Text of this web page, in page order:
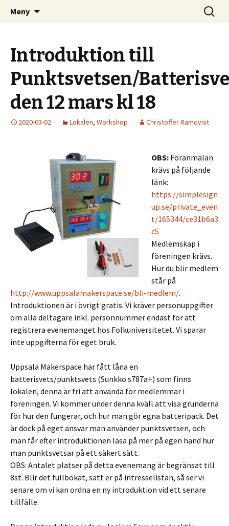
Uppsala Makerspace
Kom och skapa i Uppsala!
Meny
Sök
efter:
Introduktion till
Punktsvetsen/
den 12 mars kl 18
2020-03-02 Lokalen, Workshop Christoffer Ramqvist
OBS: Föranmälan
krävs på följande
länk:
https://simplesign
up.se/private_even
t/165344/ce31b6a3
c5
Medlemskap i
föreningen krävs.
Hur du blir medlem
står på
http://www.uppsalamakerspace.se/bli-medlem/.
Introduktionen är i övrigt gratis. Vi kräver personuppgifter
om alla deltagare inkl. personnummer endast för att
registrera evenemanget hos Folkuniversitetet. Vi sparar
inte uppgifterna för eget bruk.
Uppsala Makerspace har fått låna en
batterisvets/punktsvets (Sunkko s787a+) som finns
lokalen, denna är fri att använda för medlemmar i
föreningen. Vi kommer under denna kväll att visa grunderna
för hur den fungerar, och hur man gör egna batteripack. Det
är dock på eget ansvar man använder punktsvetsen, och
man får efter introduktionen läsa på mer på egen hand hur
man punktsvetsar på ett säkert sätt.
OBS: Antalet platser på detta evenemang är begränsat till
8st. Blir det fullbokat, sätt er på intresselistan, så ser vi
senare om vi kan ordna en ny introduktion vid ett senare
tillfälle.